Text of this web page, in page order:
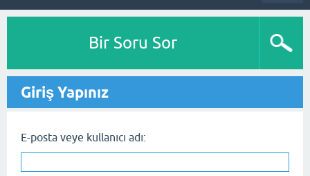
Bir Soru Sor
Giriş Yapınız
E-posta veye kullanıcı adı: